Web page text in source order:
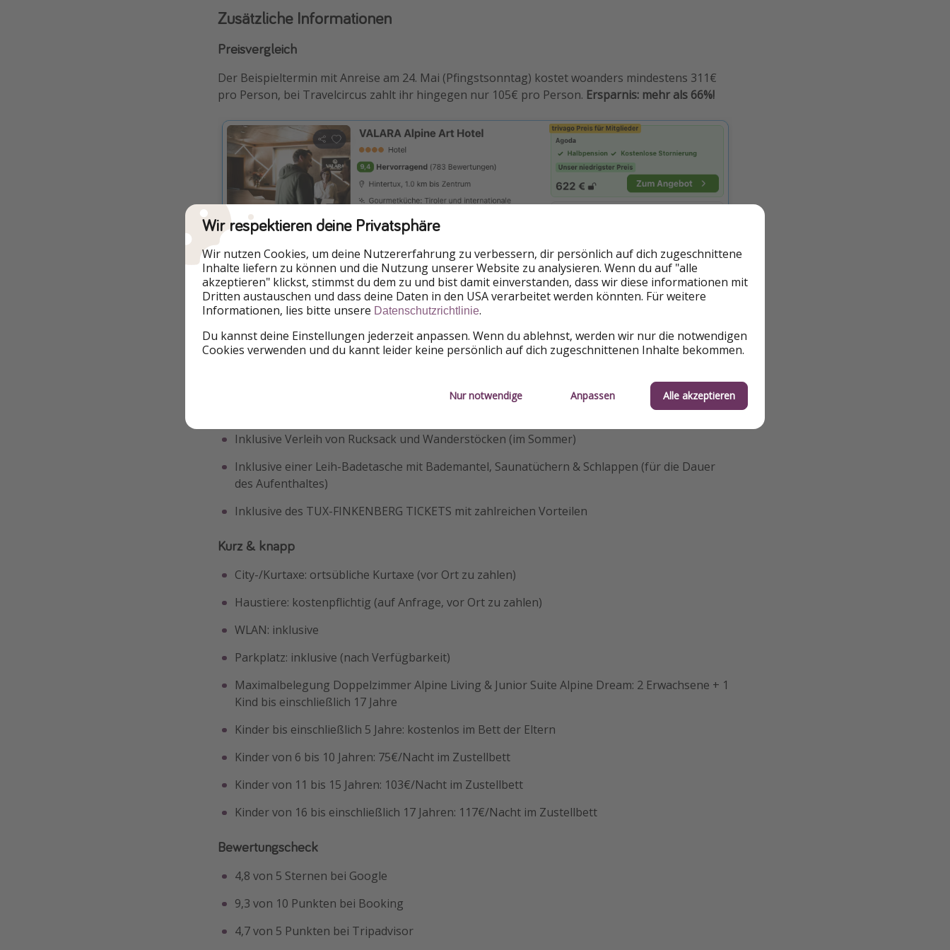
Zusätzliche Informationen
Preisvergleich
Der Beispieltermin mit Anreise am 24. Mai (Pfingstsonntag) kostet woanders mindestens 311€
pro Person, bei Travelcircus zahlt ihr hingegen nur 105€ pro Person. Ersparnis: mehr als 66%!
Inklusivleistungen
Übernachtung im Zimmer der gebuchten Kategorie
Inklusive täglicher Halbpension mit Frühstücksbrunch (bis 12:30 Uhr) und 5-Gänge-
Wahlmenü oder Buffet (nach Wahl des Küchenchefs)
Inklusive Nutzung des Wellness- und Fitnessbereichs
Inklusive Verleih von Rucksack und Wanderstöcken (im Sommer)
Inklusive einer Leih-Badetasche mit Bademantel, Saunatüchern & Schlappen (für die Dauer
des Aufenthaltes)
Inklusive des TUX-FINKENBERG TICKETS mit zahlreichen Vorteilen
Kurz & knapp
City-/Kurtaxe: ortsübliche Kurtaxe (vor Ort zu zahlen)
Haustiere: kostenpflichtig (auf Anfrage, vor Ort zu zahlen)
WLAN: inklusive
Parkplatz: inklusive (nach Verfügbarkeit)
Maximalbelegung Doppelzimmer Alpine Living & Junior Suite Alpine Dream: 2 Erwachsene + 1
Kind bis einschließlich 17 Jahre
Kinder bis einschließlich 5 Jahre: kostenlos im Bett der Eltern
Kinder von 6 bis 10 Jahren: 75€/Nacht im Zustellbett
Kinder von 11 bis 15 Jahren: 103€/Nacht im Zustellbett
Kinder von 16 bis einschließlich 17 Jahren: 117€/Nacht im Zustellbett
Bewertungscheck
4,8 von 5 Sternen bei Google
9,3 von 10 Punkten bei Booking
4,7 von 5 Punkten bei Tripadvisor
Wir respektieren deine Privatsphäre
Wir nutzen Cookies, um deine Nutzererfahrung zu verbessern, dir persönlich auf dich zugeschnittene
Inhalte liefern zu können und die Nutzung unserer Website zu analysieren. Wenn du auf "alle
akzeptieren" klickst, stimmst du dem zu und bist damit einverstanden, dass wir diese informationen mit
Dritten austauschen und dass deine Daten in den USA verarbeitet werden könnten. Für weitere
Informationen, lies bitte unsere Datenschutzrichtlinie.
Du kannst deine Einstellungen jederzeit anpassen. Wenn du ablehnst, werden wir nur die notwendigen
Cookies verwenden und du kannt leider keine persönlich auf dich zugeschnittenen Inhalte bekommen.
Nur notwendige Anpassen Alle akzeptieren